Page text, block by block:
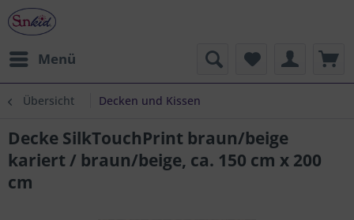
Menü
Übersicht Decken und Kissen
Decke SilkTouchPrint braun/beige
kariert / braun/beige, ca. 150 cm x 200
cm